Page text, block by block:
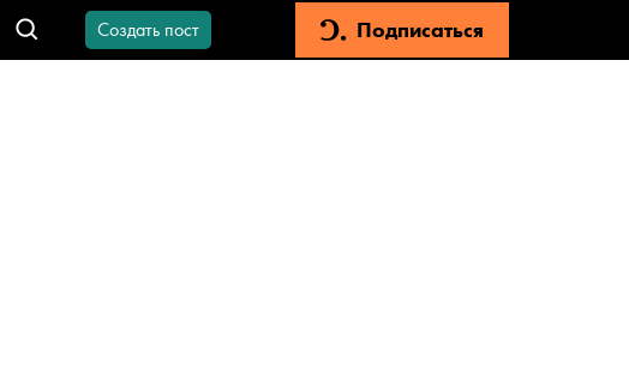
Создать пост Подписаться